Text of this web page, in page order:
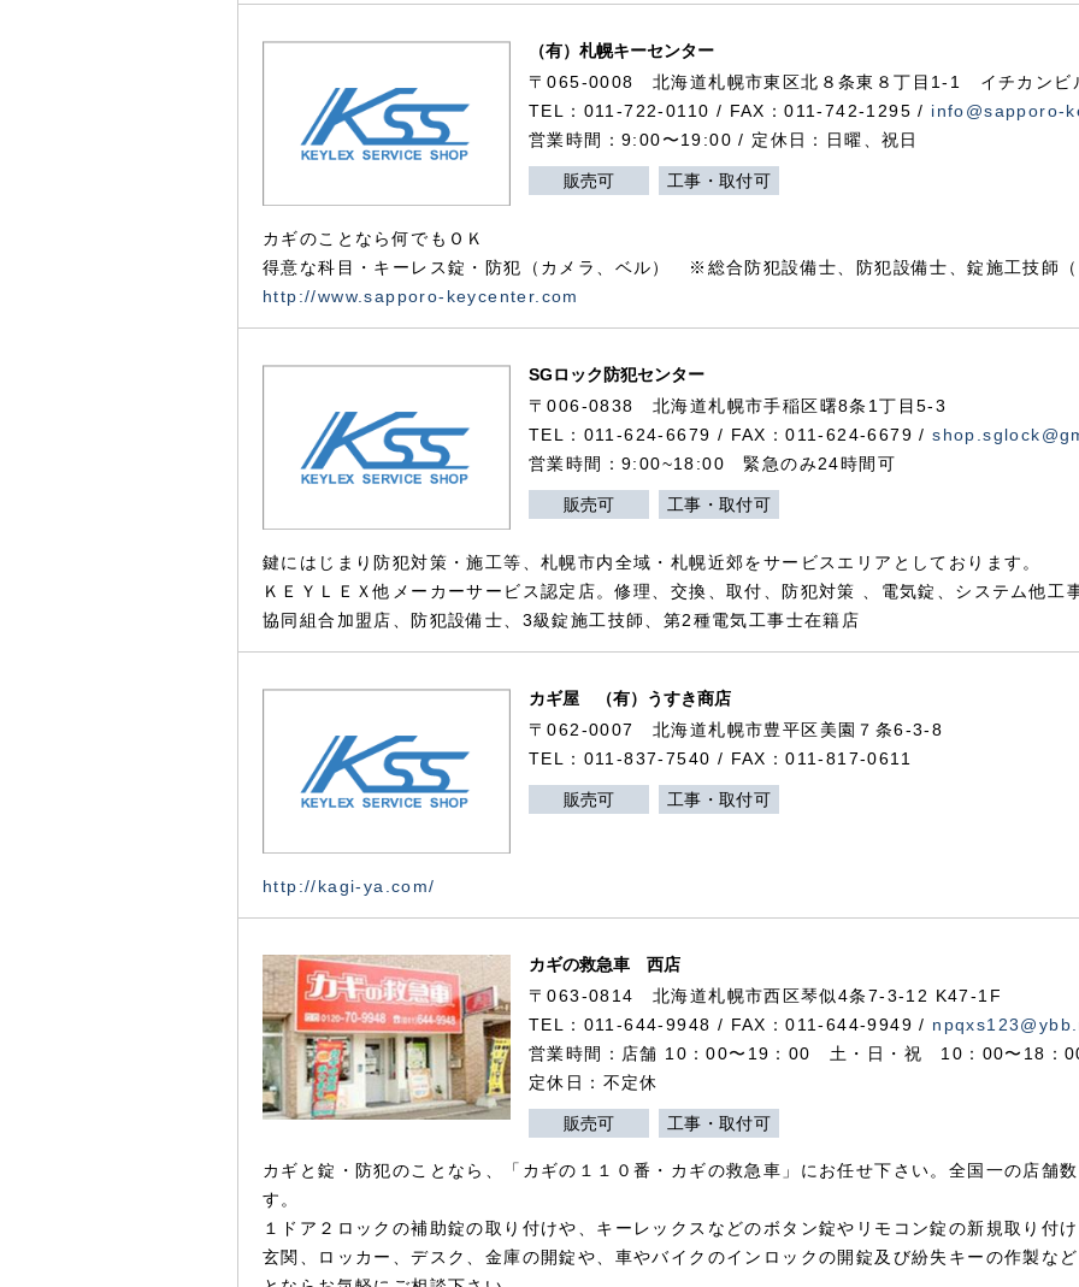
（有）札幌キーセンター
〒065-0008 北海道札幌市東区北８条東８丁目1-1 イチカンビ
TEL：011-722-0110 / FAX：011-742-1295 / info@sapporo-
営業時間：9:00〜19:00 / 定休日：日曜、祝日
販売可 工事・取付可
カギのことなら何でもＯＫ
得意な科目・キーレス錠・防犯（カメラ、ベル） ※総合防犯設備士、防犯設備士、錠施工技師
http://www.sapporo-keycenter.com
SGロック防犯センター
〒006-0838 北海道札幌市手稲区曙8条1丁目5-3
TEL：011-624-6679 / FAX：011-624-6679 /
営業時間：9:00~18:00 緊急のみ24時間可
販売可 工事・取付可
鍵にはじまり防犯対策・施工等、札幌市内全域・札幌近郊をサービスエリアとしております。
ＫＥＹＬＥＸ他メーカーサービス認定店。修理、交換、取付、防犯対策 、電気錠、システム他工
協同組合加盟店、防犯設備士、3級錠施工技師、第2種電気工事士在籍店
カギ屋 （有）うすき商店
〒062-0007 北海道札幌市豊平区美園７条6-3-8
TEL：011-837-7540 / FAX：011-817-0611
販売可 工事・取付可
http://kagi-ya.com/
カギの救急車 西店
〒063-0814 北海道札幌市西区琴似4条7-3-12 K47-1F
TEL：011-644-9948 / FAX：011-644-9949 /
営業時間：店舗 10：00〜19：00 土・日・祝 10：00〜18：
定休日：不定休
販売可 工事・取付可
カギと錠・防犯のことなら、「カギの１１０番・カギの救急車」にお任せ下さい。全国一の店舗
す。
１ドア２ロックの補助錠の取り付けや、キーレックスなどのボタン錠やリモコン錠の新規取り付
玄関、ロッカー、デスク、金庫の開錠や、車やバイクのインロックの開錠及び紛失キーの作製な